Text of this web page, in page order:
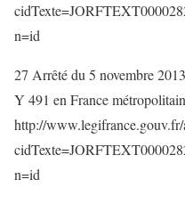
n=id
27 Arrêté du 5 novembre
Y 491 en France
http://
n=id